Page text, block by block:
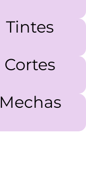
Tintes
Cortes
Mechas